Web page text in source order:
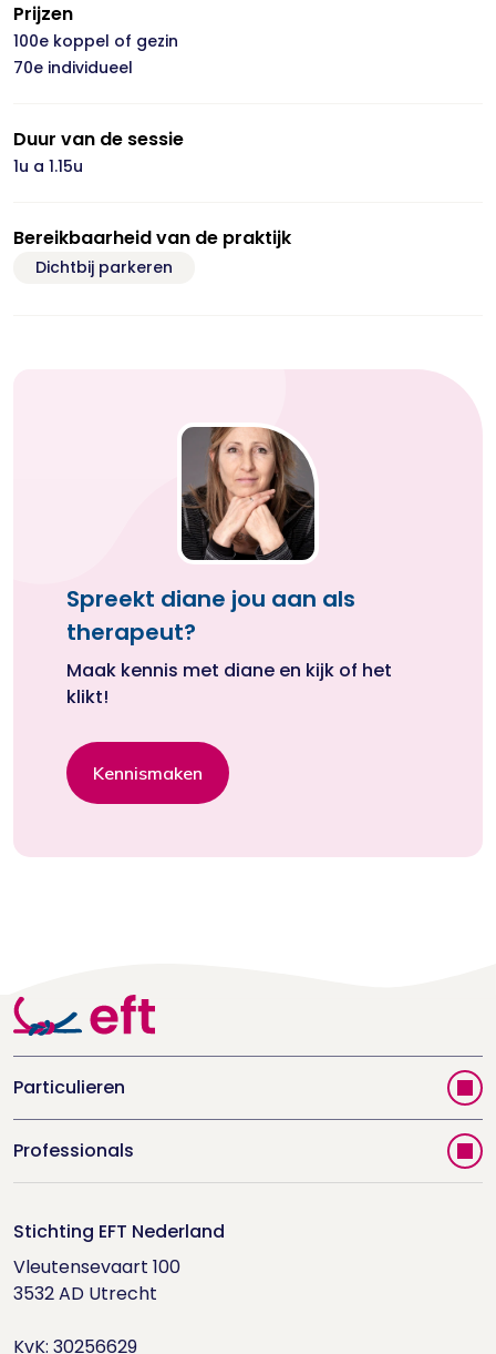
Prijzen
100e koppel of gezin
70e individueel
Duur van de sessie
1u a 1.15u
Bereikbaarheid van de praktijk
Dichtbij parkeren
Spreekt diane jou aan als
therapeut?
Maak kennis met diane en kijk of het
klikt!
Kennismaken
Particulieren
Vind jouw therapeut
Videoportal
Doe de relatietest
Houd me Vast-bijeenkomsten
Professionals
Trainingen
Supervisorenlijst
Nieuwsbrief ontvangen?
Stichting EFT Nederland
Vleutensevaart 100
3532 AD Utrecht
KvK: 30256629